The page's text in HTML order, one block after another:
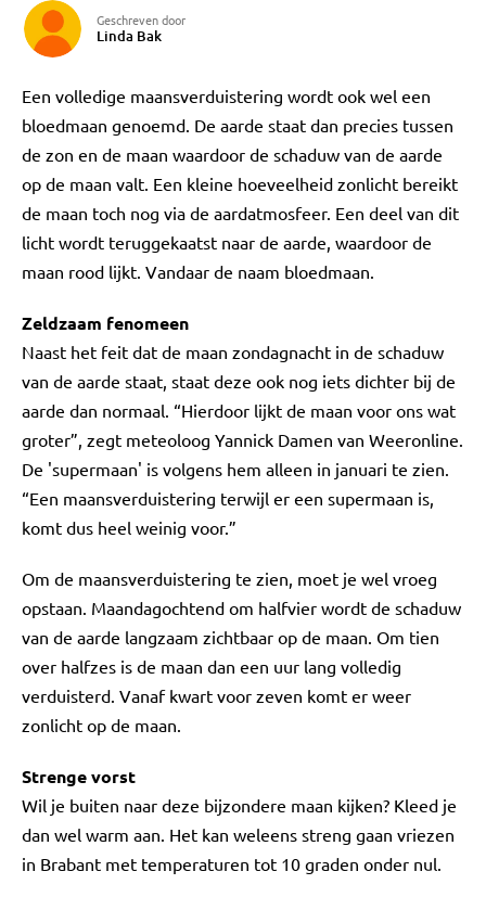
Geschreven door
Linda Bak
Een volledige maansverduistering wordt ook wel een
bloedmaan genoemd. De aarde staat dan precies tussen
de zon en de maan waardoor de schaduw van de aarde
op de maan valt. Een kleine hoeveelheid zonlicht bereikt
de maan toch nog via de aardatmosfeer. Een deel van dit
licht wordt teruggekaatst naar de aarde, waardoor de
maan rood lijkt. Vandaar de naam bloedmaan.
Zeldzaam fenomeen
Naast het feit dat de maan zondagnacht in de schaduw
van de aarde staat, staat deze ook nog iets dichter bij de
aarde dan normaal. “Hierdoor lijkt de maan voor ons wat
groter”, zegt meteoloog Yannick Damen van Weeronline.
De 'supermaan' is volgens hem alleen in januari te zien.
“Een maansverduistering terwijl er een supermaan is,
komt dus heel weinig voor.”
Om de maansverduistering te zien, moet je wel vroeg
opstaan. Maandagochtend om halfvier wordt de schaduw
van de aarde langzaam zichtbaar op de maan. Om tien
over halfzes is de maan dan een uur lang volledig
verduisterd. Vanaf kwart voor zeven komt er weer
zonlicht op de maan.
Strenge vorst
Wil je buiten naar deze bijzondere maan kijken? Kleed je
dan wel warm aan. Het kan weleens streng gaan vriezen
in Brabant met temperaturen tot 10 graden onder nul.